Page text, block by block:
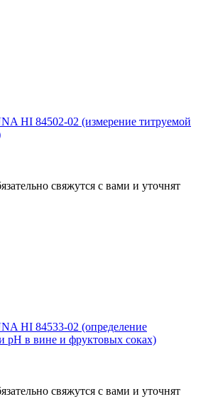
HI 84502-02 (измерение титруемой
свяжутся с вами и уточнят
HI 84533-02 (определение
рН в вине и фруктовых соках)
свяжутся с вами и уточнят